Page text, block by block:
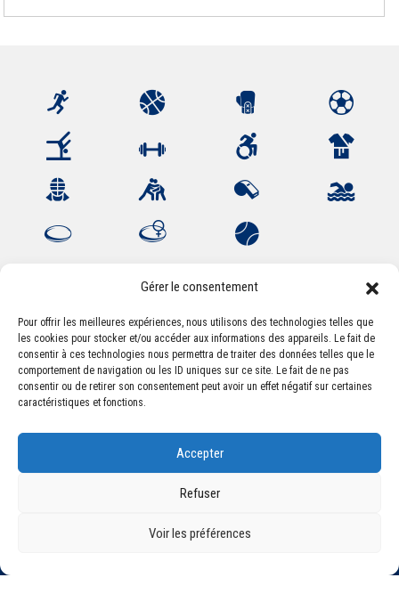
Gérer le consentement
Pour offrir les meilleures expériences, nous utilisons des technologies telles que
les cookies pour stocker et/ou accéder aux informations des appareils. Le fait de
consentir à ces technologies nous permettra de traiter des données telles que le
comportement de navigation ou les ID uniques sur ce site. Le fait de ne pas
consentir ou de retirer son consentement peut avoir un effet négatif sur certaines
caractéristiques et fonctions.
Accepter
Refuser
Voir les préférences
Association Sportive Montferrandaise
84, boulevard Léon Jouhaux
CS 80221 - 63021 Clermont-Ferrand Cedex 2
accueil@asm-omnisports.com